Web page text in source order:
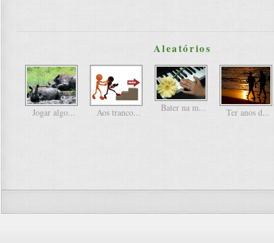
Aleatórios
Jogar algo... Aos tranco... Bater na m... Ter anos d...